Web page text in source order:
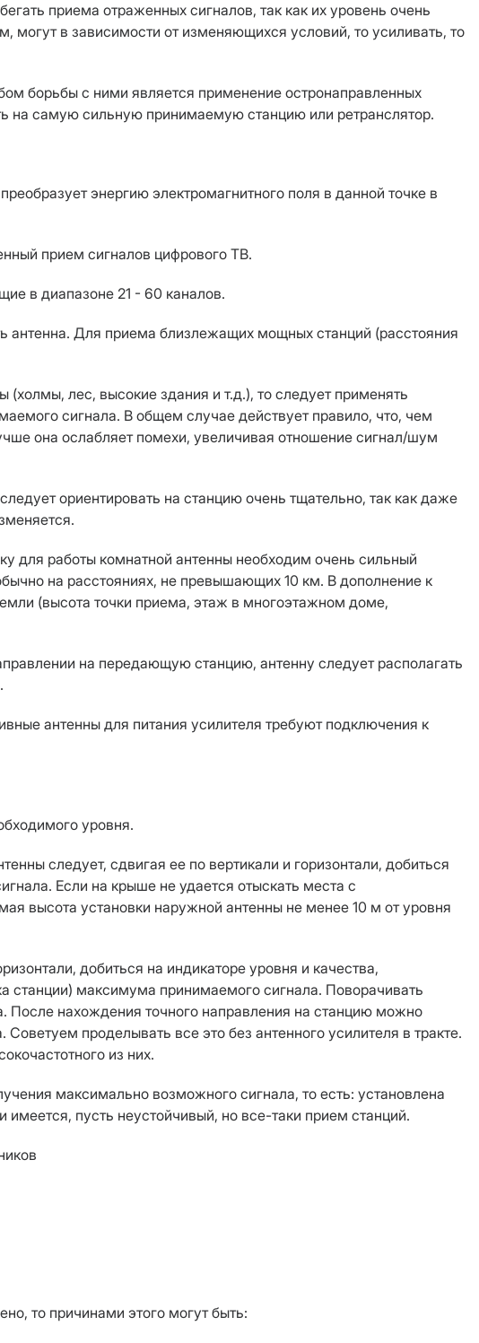
приема отраженных сигналов, так как их уровень очень
могут в зависимости от изменяющихся условий, то усиливать, то
борьбы с ними является применение остронаправленных
на самую сильную принимаемую станцию или ретранслятор.
энергию электромагнитного поля в данной точке в
прием сигналов цифрового ТВ.
в диапазоне 21 - 60 каналов.
Для приема близлежащих мощных станций (расстояния
лес, высокие здания и т.д.), то следует применять
сигнала. В общем случае действует правило, что, чем
она ослабляет помехи, увеличивая отношение сигнал/шум
ориентировать на станцию очень тщательно, так как даже
для работы комнатной антенны необходим очень сильный
на расстояниях, не превышающих 10 км. В дополнение к
(высота точки приема, этаж в многоэтажном доме,
на передающую станцию, антенну следует располагать
антенны для питания усилителя требуют подключения к
уровня.
следует, сдвигая ее по вертикали и горизонтали, добиться
Если на крыше не удается отыскать места с
высота установки наружной антенны не менее 10 м от уровня
добиться на индикаторе уровня и качества,
станции) максимума принимаемого сигнала. Поворачивать
После нахождения точного направления на станцию можно
проделывать все это без антенного усилителя в тракте.
из них.
максимально возможного сигнала, то есть: установлена
пусть неустойчивый, но все-таки прием станций.
то причинами этого могут быть: